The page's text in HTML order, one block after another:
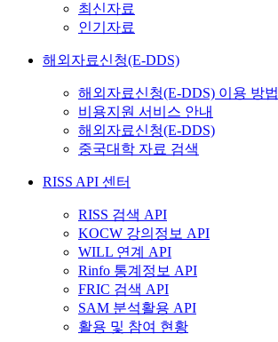
최신자료
인기자료
해외자료신청(E-DDS)
해외자료신청(E-DDS) 이용 방법
비용지원 서비스 안내
해외자료신청(E-DDS)
중국대학 자료 검색
RISS API 센터
RISS 검색 API
KOCW 강의정보 API
WILL 연계 API
Rinfo 통계정보 API
FRIC 검색 API
SAM 분석활용 API
활용 및 참여 현황